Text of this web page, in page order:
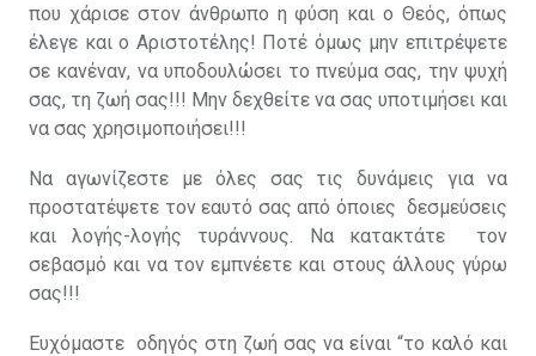
που χάρισε στον άνθρωπο η φύση και ο Θεός, όπως
έλεγε και ο Αριστοτέλης! Ποτέ όμως μην επιτρέψετε
σε κανέναν, να υποδουλώσει το πνεύμα σας, την ψυχή
σας, τη ζωή σας!!! Μην δεχθείτε να σας υποτιμήσει και
να σας χρησιμοποιήσει!!!
Να αγωνίζεστε με όλες σας τις δυνάμεις για να
προστατέψετε τον εαυτό σας από όποιες δεσμεύσεις
και λογής-λογής τυράννους. Να κατακτάτε τον
σεβασμό και να τον εμπνέετε και στους άλλους γύρω
σας!!!
Ευχόμαστε οδηγός στη ζωή σας να είναι “το καλό και